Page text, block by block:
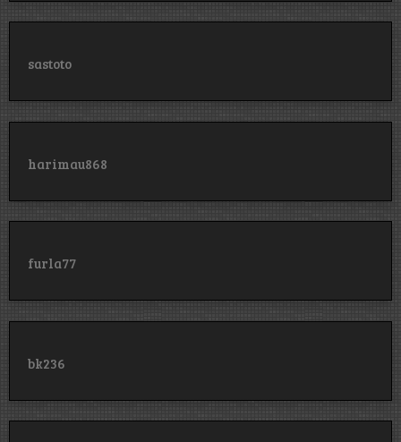
sastoto
harimau868
furla77
bk236